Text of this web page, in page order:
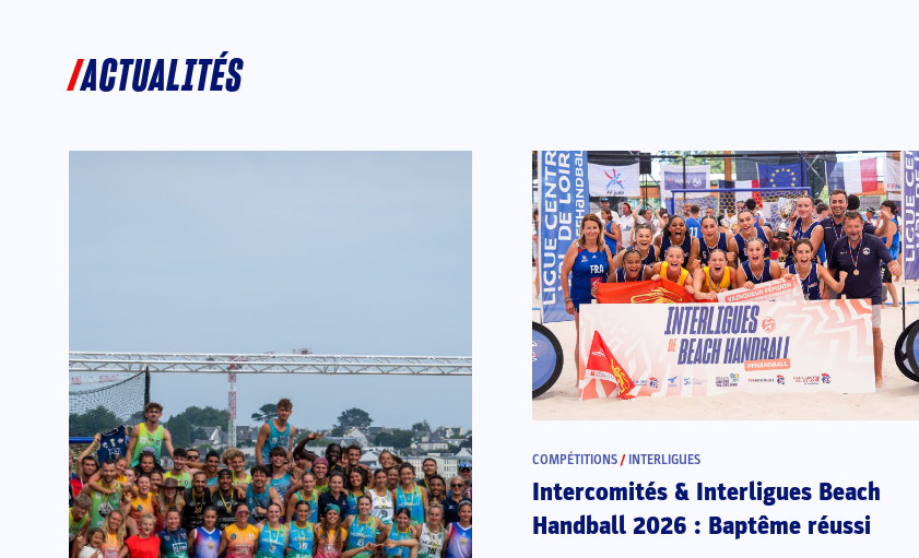
ACTUALITÉS
COMPÉTITIONS / INTERLIGUES
Intercomités & Interligues Beach
Handball 2026 : Baptême réussi